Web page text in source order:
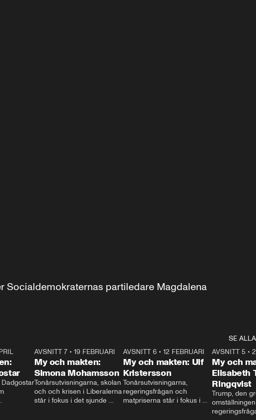
Socialdemokraternas partiledare Magdalena
SE ALLA
24:30
AVSNITT 7• 19 FEBRUARI
My och makten:
Simona Mohamsson
Tonårsutvisningarna, skolan
och och krisen i Liberalerna
står i fokus i det sjunde
27:30
AVSNITT 6 •12 FEBRUARI
My och makten: Ulf
Kristersson
Tonårsutvisningarna,
regeringsfrågan och
matpriserna står i fokus i
AVSNITT 5 •
My och
Elisabeth
Ringqvist
Trump, den